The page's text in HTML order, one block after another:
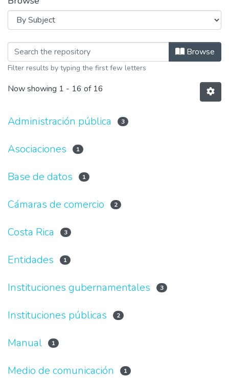
Browsing Bases de datos by Subject
Browse
Filter results by typing the first few letters
Now showing 1 - 16 of 16
Administración pública 3
Asociaciones 1
Base de datos 1
Cámaras de comercio 2
Costa Rica 3
Entidades 1
Instituciones gubernamentales 3
Instituciones públicas 2
Manual 1
Medio de comunicación 1